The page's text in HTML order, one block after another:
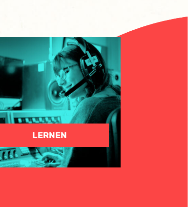
LERNEN